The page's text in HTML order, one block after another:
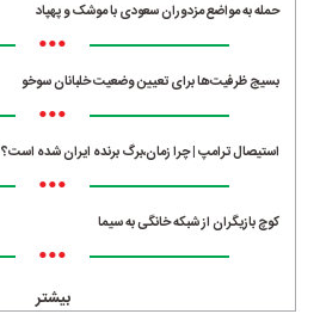
حمله به مواضع مزدوران سعودی با موشک و پهپاد
•••
بسیج ظرفیت‌ها برای تعیین وضعیت خلبانان سوخو
•••
استیصال ترامپ | چرا زمان،برگ برنده ایران شده است؟
•••
کوچ بازیگران از شبکه خانگی به سیما
•••
بیشتر